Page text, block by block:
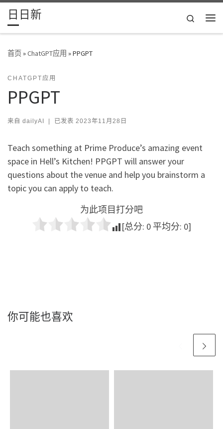
Skip to content
日日新
Search
首页»ChatGPT应用 »PPGPT
CHATGPT应用
PPGPT
来自 dailyAI | 已发表 2023年11月28日
Teach something at Prime Produce’s amazing event
space in Hell’s Kitchen! PPGPT will answer your
questions about the venue and help you brainstorm a
topic you can apply to teach.
为此项目打分吧
[总分: 0 平均分: 0]
你可能也喜欢